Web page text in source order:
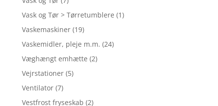
Vask og Tør > Tørretumblere (1)
Vaskemaskiner (19)
Vaskemidler, pleje m.m. (24)
Væghængt emhætte (2)
Vejrstationer (5)
Ventilator (7)
Vestfrost fryseskab (2)